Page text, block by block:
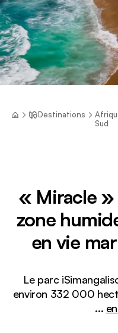
Destinations
Sud
« Miracle »
zone
en vie
Le parc
environ 332 000
...